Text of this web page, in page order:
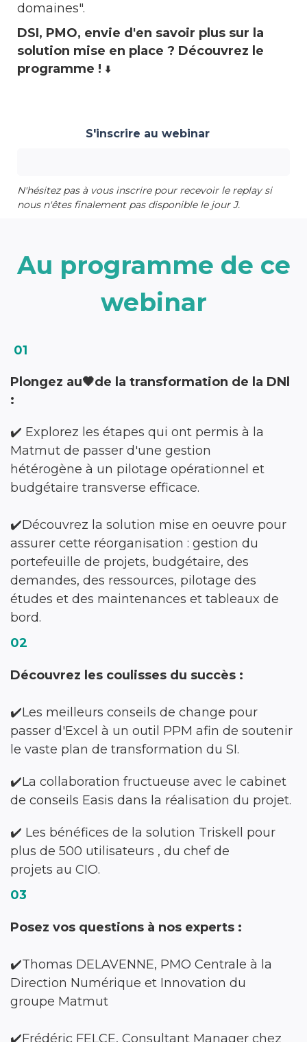
domaines".
DSI, PMO, envie d'en savoir plus sur la
solution mise en place ? Découvrez le
programme ! ⬇️
S'inscrire au webinar
N'hésitez pas à vous inscrire pour recevoir le replay si
nous n'êtes finalement pas disponible le jour J.
Au programme de ce
webinar
01
Plongez au🖤de la transformation de la DNl
:
✔️ Explorez les étapes qui ont permis à la
Matmut de passer d'une gestion
hétérogène à un pilotage opérationnel et
budgétaire transverse efficace.
✔️Découvrez la solution mise en oeuvre pour
assurer cette réorganisation : gestion du
portefeuille de projets, budgétaire, des
demandes, des ressources, pilotage des
études et des maintenances et tableaux de
bord.
02
Découvrez les coulisses du succès :
✔️Les meilleurs conseils de change pour
passer d'Excel à un outil PPM afin de soutenir
le vaste plan de transformation du SI.
✔️La collaboration fructueuse avec le cabinet
de conseils Easis dans la réalisation du projet.
✔️ Les bénéfices de la solution Triskell pour
plus de 500 utilisateurs , du chef de
projets au CIO.
03
Posez vos questions à nos experts :
✔️Thomas DELAVENNE, PMO Centrale à la
Direction Numérique et Innovation du
groupe Matmut
✔️Frédéric FELCE, Consultant Manager chez